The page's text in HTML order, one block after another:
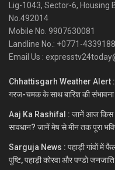
Lig-1043, Sector-6, Housing
No.492014
Mobile No. 9907630081
Landline No.: +0771-4339188
Email Us :
Chhattisgarh Weather Alert :
गरज-चमक के साथ बारिश की संभावना
Aaj Ka Rashifal : जानें आज किस
सावधान? जानें मेष से मीन तक पूरा
Sarguja News : पहाड़ी गांवों में
पुष्टि, पहाड़ी कोरवा और पण्डो